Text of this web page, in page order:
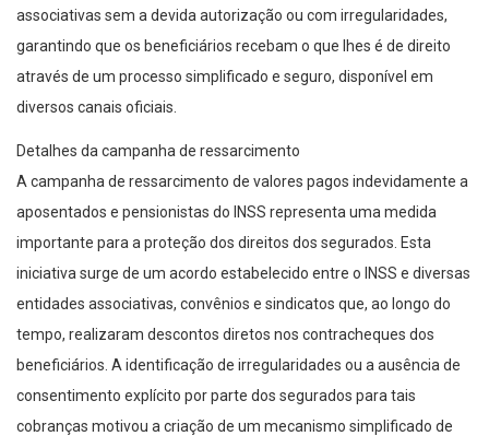
associativas sem a devida autorização ou com irregularidades,
garantindo que os beneficiários recebam o que lhes é de direito
através de um processo simplificado e seguro, disponível em
diversos canais oficiais.
Detalhes da campanha de ressarcimento
A campanha de ressarcimento de valores pagos indevidamente a
aposentados e pensionistas do INSS representa uma medida
importante para a proteção dos direitos dos segurados. Esta
iniciativa surge de um acordo estabelecido entre o INSS e diversas
entidades associativas, convênios e sindicatos que, ao longo do
tempo, realizaram descontos diretos nos contracheques dos
beneficiários. A identificação de irregularidades ou a ausência de
consentimento explícito por parte dos segurados para tais
cobranças motivou a criação de um mecanismo simplificado de